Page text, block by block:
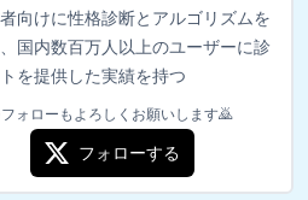
向けに性格診断とアルゴリズムを
国内数百万人以上のユーザーに診
を提供した実績を持つ
ォローもよろしくお願いします🙇
フォローする